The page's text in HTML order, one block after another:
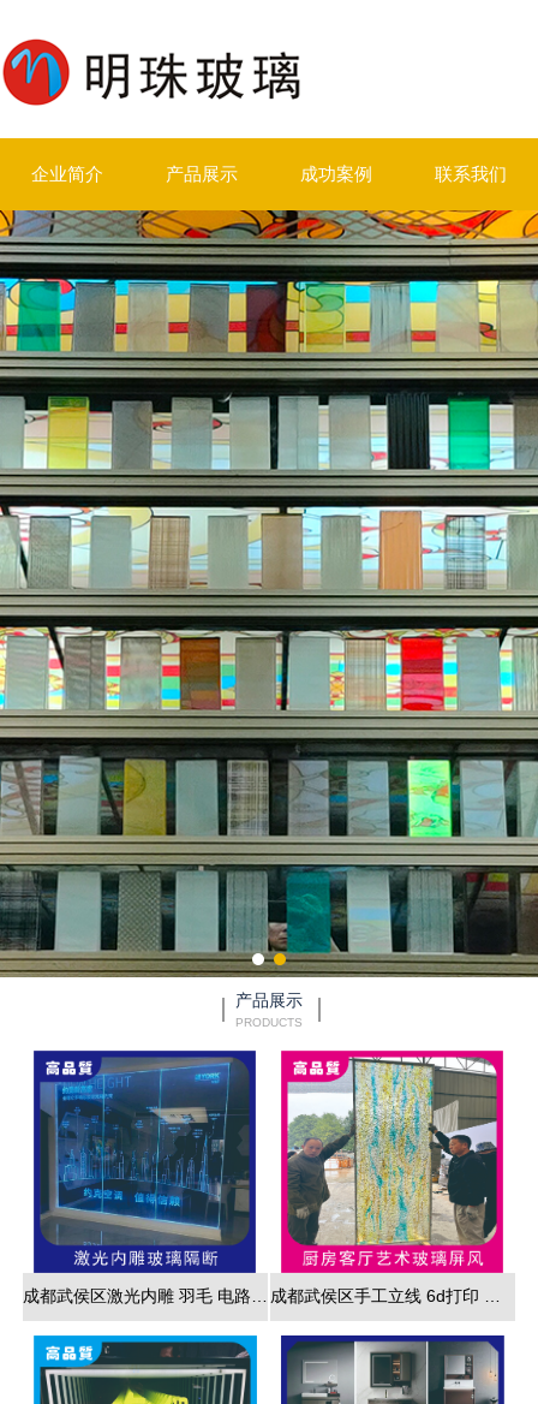
企业简介 产品展示 成功案例 联系我们
产品展示
PRODUCTS
成都武侯区激光内雕 羽毛 电路板 3d效果展现 成都武侯区手工立线 6d打印 藤编夹胶 新款 厂家直销